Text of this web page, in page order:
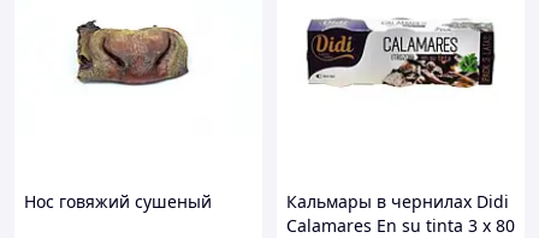
Нос говяжий сушеный
Кальмары в чернилах Didi
Calamares En su tinta 3 x 80